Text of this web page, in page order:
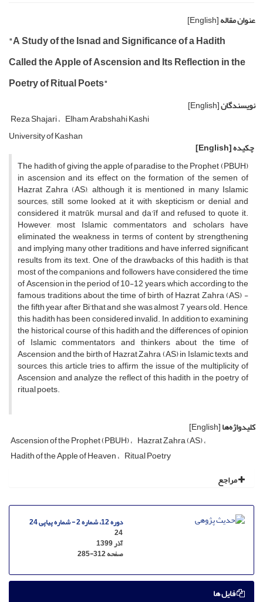
عنوان مقاله[English]
"A Study of the Isnad and Significance of a Hadith
Called the Apple of Ascension and Its Reflection in the
Poetry of Ritual Poets"
نویسندگان[English]
Reza Shajari Elham Arabshahi Kashi
University of Kashan
چکیده[English]
The hadith of giving the apple of paradise to the Prophet (PBUH)
in ascension and its effect on the formation of the semen of
Hazrat Zahra (AS), although it is mentioned in many Islamic
sources; still, some looked at it with skepticism or denial and
considered it matrūk, mursal and ḍa'īf and refused to quote it.
However, most Islamic commentators and scholars have
eliminated the weakness in terms of content by strengthening
and implying many other traditions and have inferred significant
results from its text. One of the drawbacks of this hadith is that
most of the companions and followers have considered the time
of Ascension in the period of 10-12 years, which according to the
famous traditions about the time of birth of Hazrat Zahra (AS) -
the fifth year after Bi'that and she was almost 7 years old. Hence,
this hadith has been considered invalid. In addition to examining
the historical course of this hadith and the differences of opinion
of Islamic commentators and thinkers about the time of
Ascension and the birth of Hazrat Zahra (AS) in Islamic texts and
sources, this article tries to affirm the issue of the multiplicity of
Ascension and analyze the reflect of this hadith in the poetry of
ritual poets.
کلیدواژه‌ها[English]
Ascension of the Prophet (PBUH) Hazrat Zahra (AS)
Hadith of the Apple of Heaven Ritual Poetry
مراجع
دوره 12، شماره 2 - شماره پیاپی 24
24
آذر 1399
صفحه285-312
فایل ها